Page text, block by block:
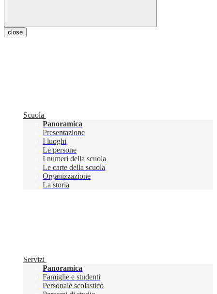
close
Scuola
Panoramica
Presentazione
I luoghi
Le persone
I numeri della scuola
Le carte della scuola
Organizzazione
La storia
Servizi
Panoramica
Famiglie e studenti
Personale scolastico